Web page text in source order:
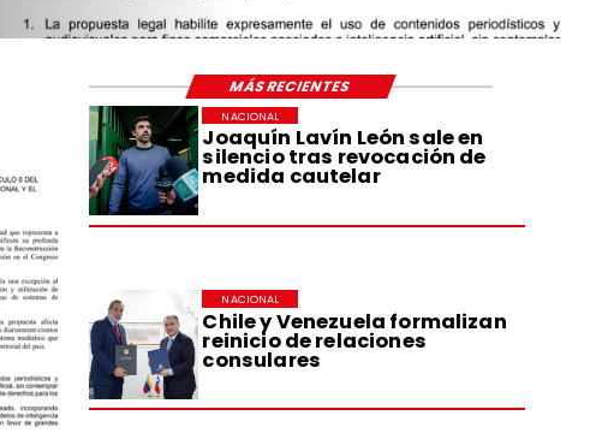
Joaquín Lavín León sale en
silencio tras revocación de
medida cautelar
NACIONAL
Chile y Venezuela formalizan
reinicio de relaciones
consulares
NACIONAL
MÁS RECIENTES